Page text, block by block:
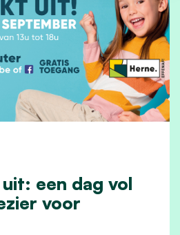
een dag vol
voor